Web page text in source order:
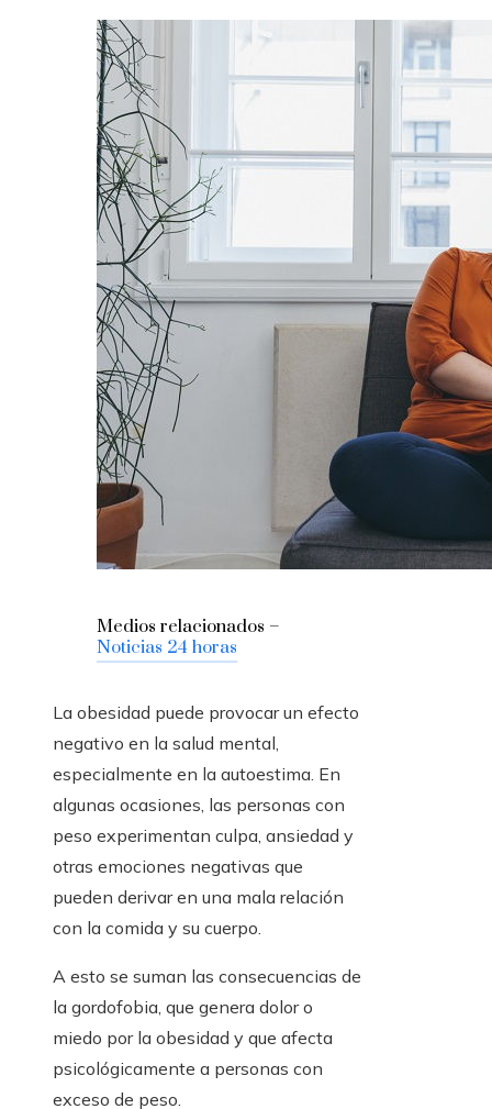
Medios relacionados –
Noticias 24 horas
La obesidad puede provocar un efecto
negativo en la salud mental,
especialmente en la autoestima. En
algunas ocasiones, las personas con
peso experimentan culpa, ansiedad y
otras emociones negativas que
pueden derivar en una mala relación
con la comida y su cuerpo.
A esto se suman las consecuencias de
la gordofobia, que genera dolor o
miedo por la obesidad y que afecta
psicológicamente a personas con
exceso de peso.